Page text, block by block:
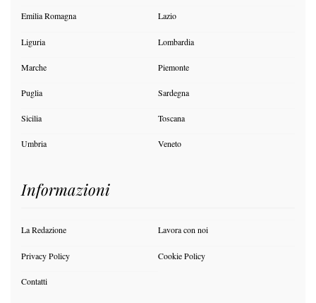
Emilia Romagna Lazio
Liguria Lombardia
Marche Piemonte
Puglia Sardegna
Sicilia Toscana
Umbria Veneto
Informazioni
La Redazione Lavora con noi
Privacy Policy Cookie Policy
Contatti